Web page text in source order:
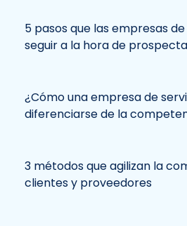
5 pasos que las empresas
seguir a la hora de
¿Cómo una empresa de
diferenciarse de la
3 métodos que agilizan la
clientes y proveedores